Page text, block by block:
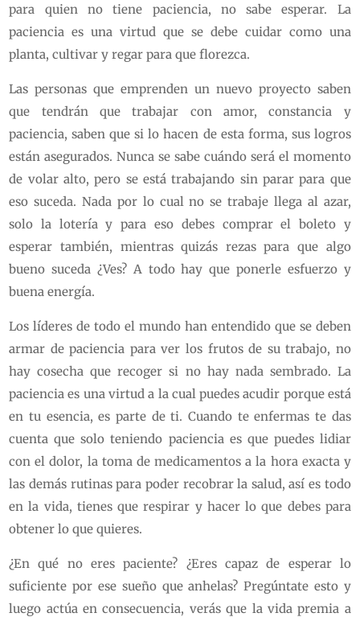
para quien no tiene paciencia, no sabe esperar. La
paciencia es una virtud que se debe cuidar como una
planta, cultivar y regar para que florezca.
Las personas que emprenden un nuevo proyecto saben
que tendrán que trabajar con amor, constancia y
paciencia, saben que si lo hacen de esta forma, sus logros
están asegurados. Nunca se sabe cuándo será el momento
de volar alto, pero se está trabajando sin parar para que
eso suceda. Nada por lo cual no se trabaje llega al azar,
solo la lotería y para eso debes comprar el boleto y
esperar también, mientras quizás rezas para que algo
bueno suceda ¿Ves? A todo hay que ponerle esfuerzo y
buena energía.
Los líderes de todo el mundo han entendido que se deben
armar de paciencia para ver los frutos de su trabajo, no
hay cosecha que recoger si no hay nada sembrado. La
paciencia es una virtud a la cual puedes acudir porque está
en tu esencia, es parte de ti. Cuando te enfermas te das
cuenta que solo teniendo paciencia es que puedes lidiar
con el dolor, la toma de medicamentos a la hora exacta y
las demás rutinas para poder recobrar la salud, así es todo
en la vida, tienes que respirar y hacer lo que debes para
obtener lo que quieres.
¿En qué no eres paciente? ¿Eres capaz de esperar lo
suficiente por ese sueño que anhelas? Pregúntate esto y
luego actúa en consecuencia, verás que la vida premia a